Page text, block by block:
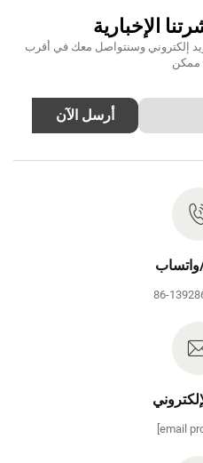
الإخبارية
إلكتروني وسنتواصل معك في أقرب
أرسل الآن
واتساب